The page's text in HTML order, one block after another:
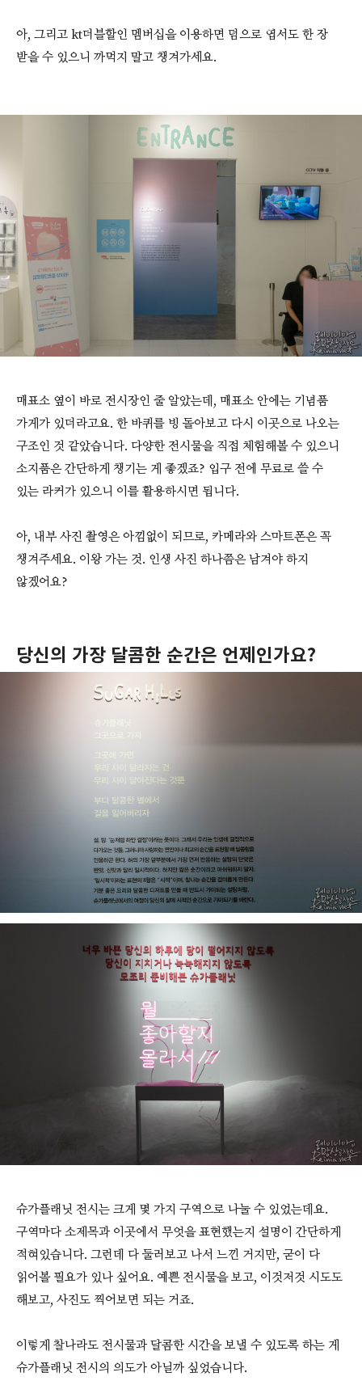
아, 그리고 kt더블할인 멤버십을 이용하면 덤으로 엽서도 한 장
받을 수 있으니 까먹지 말고 챙겨가세요.
매표소 옆이 바로 전시장인 줄 알았는데, 매표소 안에는 기념품
가게가 있더라고요. 한 바퀴를 빙 돌아보고 다시 이곳으로 나오는
구조인 것 같았습니다. 다양한 전시물을 직접 체험해볼 수 있으니
소지품은 간단하게 챙기는 게 좋겠죠? 입구 전에 무료로 쓸 수
있는 라커가 있으니 이를 활용하시면 됩니다.
아, 내부 사진 촬영은 아낌없이 되므로, 카메라와 스마트폰은 꼭
챙겨주세요. 이왕 가는 것. 인생 사진 하나쯤은 남겨야 하지
않겠어요?
당신의 가장 달콤한 순간은 언제인가요?
슈가플래닛 전시는 크게 몇 가지 구역으로 나눌 수 있었는데요.
구역마다 소제목과 이곳에서 무엇을 표현했는지 설명이 간단하게
적혀있습니다. 그런데 다 둘러보고 나서 느낀 거지만, 굳이 다
읽어볼 필요가 있나 싶어요. 예쁜 전시물을 보고, 이것저것 시도도
해보고, 사진도 찍어보면 되는 거죠.
이렇게 찰나라도 전시물과 달콤한 시간을 보낼 수 있도록 하는 게
슈가플래닛 전시의 의도가 아닐까 싶었습니다.